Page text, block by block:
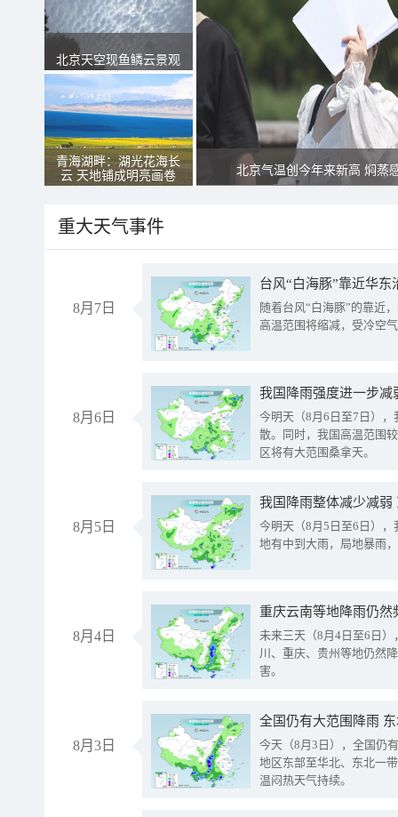
北京天空现鱼鳞云景观
青海湖畔：湖光花海长
云 天地铺成明亮画卷
北京气温创今年来新高 焖蒸
重大天气事件
8月7日
台风“白海豚”靠近华
随着台风“白海豚”的靠近
高温范围将缩减，受冷空
8月6日
今明天（8月6日至7日）
散。同时，我国高温范围
区将有大范围桑拿天。
8月5日
我国降雨整体减少减弱
今明天（8月5日至6日）
地有中到大雨，局地暴雨
8月4日
重庆云南等地降雨仍然
未来三天（8月4日至6日
川、重庆、贵州等地仍然
害。
8月3日
全国仍有大范围降雨
今天（8月3日），全国仍
地区东部至华北、东北一
温闷热天气持续。